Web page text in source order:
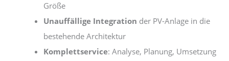
Größe
Unauffällige Integration der PV-Anlage in die
bestehende Architektur
Komplettservice: Analyse, Planung, Umsetzung